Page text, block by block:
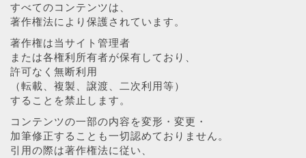
すべてのコンテンツは、
著作権法により保護されています。
著作権は当サイト管理者
または各権利所有者が保有しており、
許可なく無断利用
（転載、複製、譲渡、二次利用等）
することを禁止します。
コンテンツの一部の内容を変形・変更・
加筆修正することも一切認めておりません。
引用の際は著作権法に従い、